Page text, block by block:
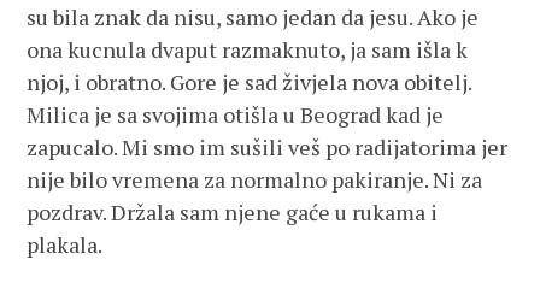
su bila znak da nisu, samo jedan da jesu. Ako je
ona kucnula dvaput razmaknuto, ja sam išla k
njoj, i obratno. Gore je sad živjela nova obitelj.
Milica je sa svojima otišla u Beograd kad je
zapucalo. Mi smo im sušili veš po radijatorima jer
nije bilo vremena za normalno pakiranje. Ni za
pozdrav. Držala sam njene gaće u rukama i
plakala.